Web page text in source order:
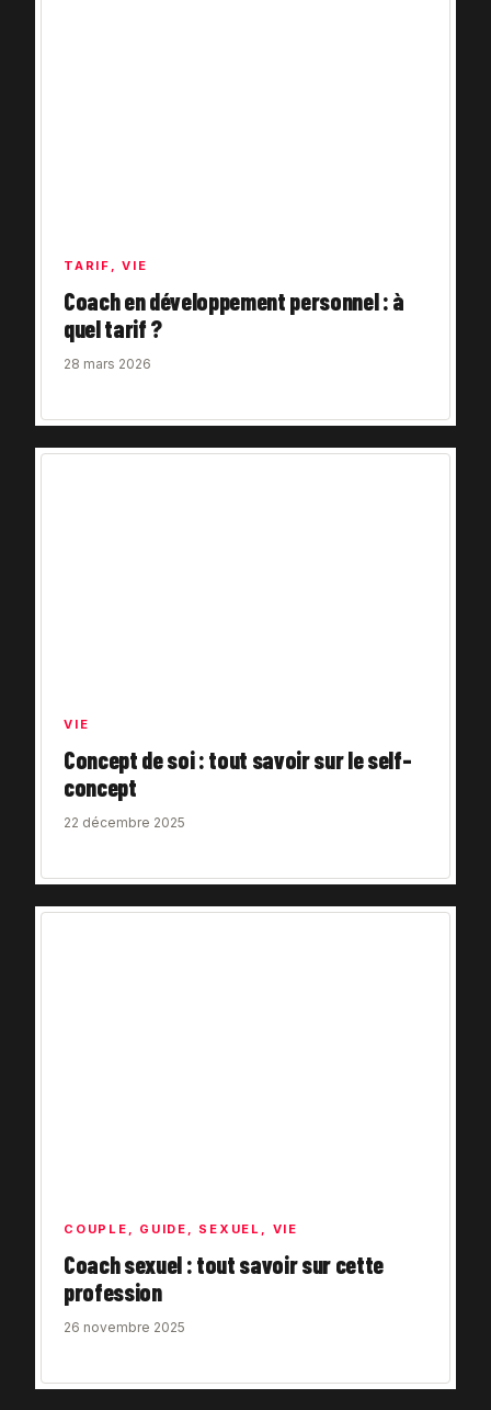
TARIF ,VIE
Coach en développement personnel : à
quel tarif ?
28 mars 2026
VIE
Concept de soi : tout savoir sur le self-
concept
22 décembre 2025
COUPLE , GUIDE , SEXUEL , VIE
Coach sexuel : tout savoir sur cette
profession
26 novembre 2025